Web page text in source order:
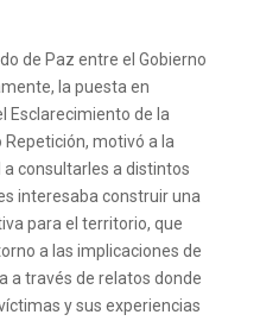
de Paz entre el Gobierno
la puesta en
Esclarecimiento de la
Repetición, motivó a la
consultarles a distintos
interesaba construir una
para el territorio, que
a las implicaciones de
a través de relatos donde
y sus experiencias